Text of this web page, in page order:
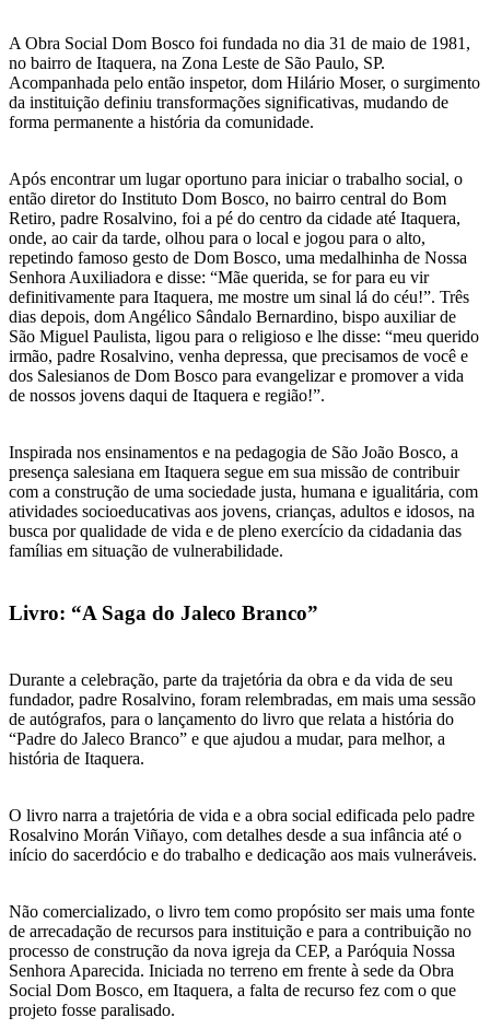
A Obra Social Dom Bosco foi fundada no dia 31 de maio de 1981,
no bairro de Itaquera, na Zona Leste de São Paulo, SP.
Acompanhada pelo então inspetor, dom Hilário Moser, o surgimento
da instituição definiu transformações significativas, mudando de
forma permanente a história da comunidade.
Após encontrar um lugar oportuno para iniciar o trabalho social, o
então diretor do Instituto Dom Bosco, no bairro central do Bom
Retiro, padre Rosalvino, foi a pé do centro da cidade até Itaquera,
onde, ao cair da tarde, olhou para o local e jogou para o alto,
repetindo famoso gesto de Dom Bosco, uma medalhinha de Nossa
Senhora Auxiliadora e disse: “Mãe querida, se for para eu vir
definitivamente para Itaquera, me mostre um sinal lá do céu!”. Três
dias depois, dom Angélico Sândalo Bernardino, bispo auxiliar de
São Miguel Paulista, ligou para o religioso e lhe disse: “meu querido
irmão, padre Rosalvino, venha depressa, que precisamos de você e
dos Salesianos de Dom Bosco para evangelizar e promover a vida
de nossos jovens daqui de Itaquera e região!”.
Inspirada nos ensinamentos e na pedagogia de São João Bosco, a
presença salesiana em Itaquera segue em sua missão de contribuir
com a construção de uma sociedade justa, humana e igualitária, com
atividades socioeducativas aos jovens, crianças, adultos e idosos, na
busca por qualidade de vida e de pleno exercício da cidadania das
famílias em situação de vulnerabilidade.
Livro: “A Saga do Jaleco Branco”
Durante a celebração, parte da trajetória da obra e da vida de seu
fundador, padre Rosalvino, foram relembradas, em mais uma sessão
de autógrafos, para o lançamento do livro que relata a história do
“Padre do Jaleco Branco” e que ajudou a mudar, para melhor, a
história de Itaquera.
O livro narra a trajetória de vida e a obra social edificada pelo padre
Rosalvino Morán Viñayo, com detalhes desde a sua infância até o
início do sacerdócio e do trabalho e dedicação aos mais vulneráveis.
Não comercializado, o livro tem como propósito ser mais uma fonte
de arrecadação de recursos para instituição e para a contribuição no
processo de construção da nova igreja da CEP, a Paróquia Nossa
Senhora Aparecida. Iniciada no terreno em frente à sede da Obra
Social Dom Bosco, em Itaquera, a falta de recurso fez com o que
projeto fosse paralisado.